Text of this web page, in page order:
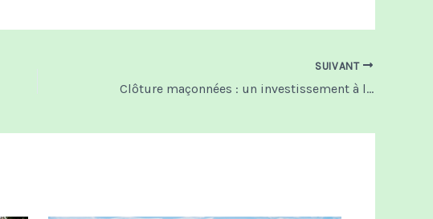
SUIVANT
Clôture maçonnées : un investissement à long terme pour votre maison